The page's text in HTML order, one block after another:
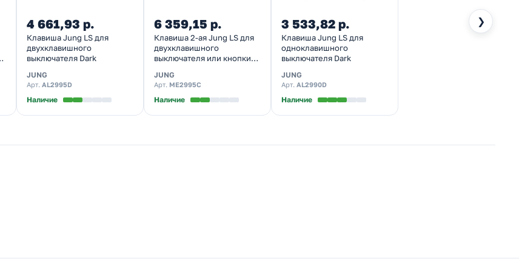
❯
4 661,93 р.
Клавиша Jung LS для
двухклавишного
выключателя Dark
JUNG
Арт. AL2995D
Наличие
6 359,15 р.
Клавиша 2-ая Jung LS для
двухклавишного
выключателя или кнопки
JUNG
Арт. ME2995C
Наличие
3 533,82 р.
Клавиша Jung LS для
одноклавишного
выключателя Dark
JUNG
Арт. AL2990D
Наличие